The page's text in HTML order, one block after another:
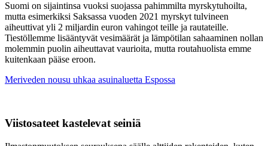
Suomi on sijaintinsa vuoksi suojassa pahimmilta myrskytuhoilta,
mutta esimerkiksi Saksassa vuoden 2021 myrskyt tulvineen
aiheuttivat yli 2 miljardin euron vahingot teille ja rautateille.
Tiestöllemme lisääntyvät vesimäärät ja lämpötilan sahaaminen nollan
molemmin puolin aiheuttavat vaurioita, mutta routahuolista emme
kuitenkaan pääse eroon.
Meriveden nousu uhkaa asuinaluetta Espossa
Viistosateet kastelevat seiniä